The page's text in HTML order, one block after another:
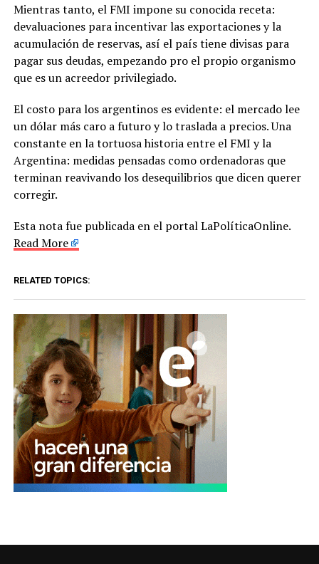
Mientras tanto, el FMI impone su conocida receta:
devaluaciones para incentivar las exportaciones y la
acumulación de reservas, así el país tiene divisas para
pagar sus deudas, empezando pro el propio organismo
que es un acreedor privilegiado.
El costo para los argentinos es evidente: el mercado lee
un dólar más caro a futuro y lo traslada a precios. Una
constante en la tortuosa historia entre el FMI y la
Argentina: medidas pensadas como ordenadoras que
terminan reavivando los desequilibrios que dicen querer
corregir.
Esta nota fue publicada en el portal LaPolíticaOnline.
Read More
RELATED TOPICS: